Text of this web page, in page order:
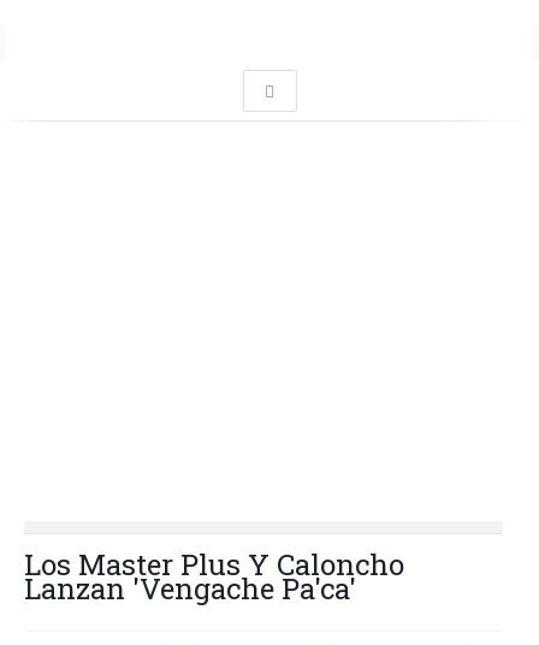
Los Master Plus Y Caloncho
Lanzan 'Vengache Pa'ca'